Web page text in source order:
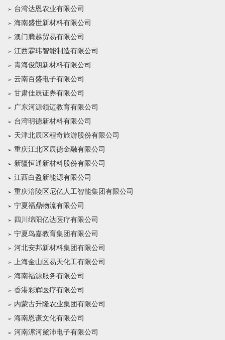
台湾达恩农业有限公司
海南盛世新材料有限公司
澳门腾越贸易有限公司
江西霖玮智能制造有限公司
青海俊朗新材料有限公司
云南百盛电子有限公司
甘肃佳辰证券有限公司
广东河源领迈教育有限公司
台湾明德新材料有限公司
天津北辰区程奇旅游股份有限公司
重庆江北区辰德金融有限公司
新疆恒通新材料股份有限公司
江西白盈新能源有限公司
重庆涪陵区尼亿人工智能集团有限公司
宁夏福鼎物流有限公司
四川绵阳亿达医疗有限公司
宁夏鸟嘉教育集团有限公司
河北安邦新材料集团有限公司
上海金山区易天化工有限公司
海南福源服务有限公司
香港彩辉医疗有限公司
内蒙古升隆农业集团有限公司
海南恩谦文化有限公司
河南漯河黛沛电子有限公司